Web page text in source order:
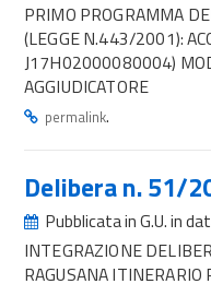
PRIMO PROGRAMMA
(LEGGE N.443/2001):
J17H02000080004)
AGGIUDICATORE
permalink.
Delibera n. 51/
Pubblicata in G.U. in
INTEGRAZIONE
RAGUSANA ITINERARIO